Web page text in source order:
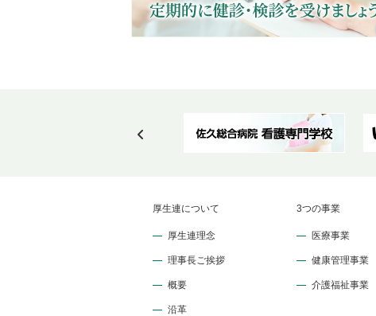
厚生連について
厚生連理念
理事長ご挨拶
概要
沿革
3つの事業
医療事業
健康管理事業
介護福祉事業